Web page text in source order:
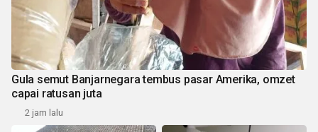
Gula semut Banjarnegara tembus pasar Amerika, omzet
capai ratusan juta
2 jam lalu